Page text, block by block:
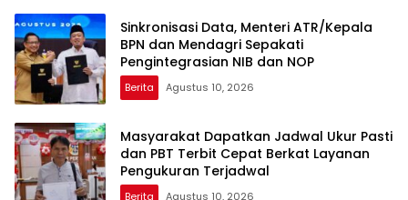
Sinkronisasi Data, Menteri ATR/Kepala
BPN dan Mendagri Sepakati
Pengintegrasian NIB dan NOP
Berita Agustus 10, 2026
Masyarakat Dapatkan Jadwal Ukur Pasti
dan PBT Terbit Cepat Berkat Layanan
Pengukuran Terjadwal
Berita Agustus 10, 2026